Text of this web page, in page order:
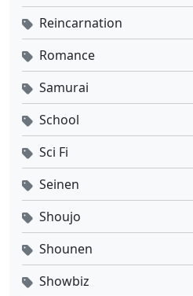
Reincarnation
Romance
Samurai
School
Sci Fi
Seinen
Shoujo
Shounen
Showbiz